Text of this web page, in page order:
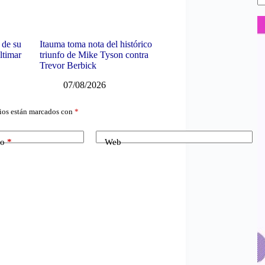
su
Itauma toma nota del histórico
triunfo de Mike Tyson contra
Trevor Berbick
07/08/2026
están marcados con *
* Web